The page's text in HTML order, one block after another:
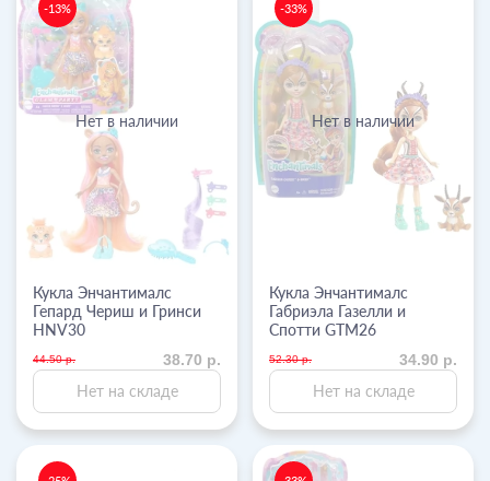
Нет в наличии
-13%
Кукла Энчантималс
Гепард Чериш и Гринси
HNV30
44.50 р. 38.70 р.
Нет на складе
Нет в наличии
-33%
Кукла Энчантималс
Габриэла Газелли и
Спотти GTM26
52.30 р. 34.90 р.
Нет на складе